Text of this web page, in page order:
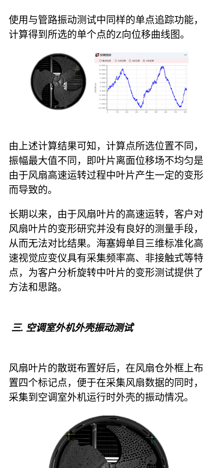
使用与管路振动测试中同样的单点追踪功能，
计算得到所选的单个点的Z向位移曲线图。
由上述计算结果可知，计算点所选位置不同，
振幅最大值不同，即叶片离面位移场不均匀是
由于风扇高速运转过程中叶片产生一定的变形
而导致的。
长期以来，由于风扇叶片的高速运转，客户对
风扇叶片的变形研究并没有良好的测量手段，
从而无法对比结果。海塞姆单目三维标准化高
速视觉应变仪具有采集频率高、非接触式等特
点，为客户分析旋转中叶片的变形测试提供了
方法和思路。
三. 空调室外机外壳振动测试
风扇叶片的散斑布置好后，在风扇仓外框上布
置四个标记点，便于在采集风扇数据的同时，
采集到空调室外机运行时外壳的振动情况。